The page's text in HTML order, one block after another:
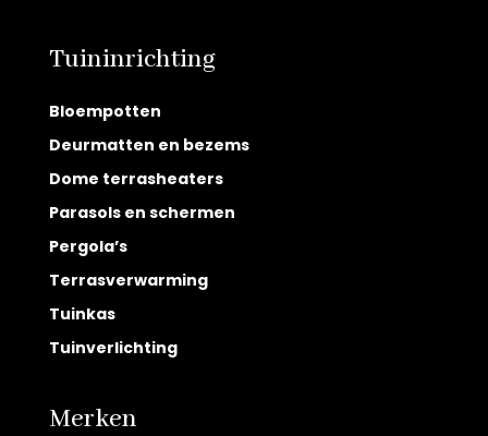
Tuininrichting
Bloempotten
Deurmatten en bezems
Dome terrasheaters
Parasols en schermen
Pergola’s
Terrasverwarming
Tuinkas
Tuinverlichting
Merken